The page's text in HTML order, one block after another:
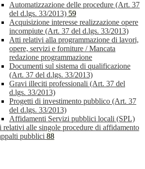
Automatizzazione delle procedure (Art. 37
del d.lgs. 33/2013) 59
Acquisizione interesse realizzazione opere
incompiute (Art. 37 del d.lgs. 33/2013)
Atti relativi alla programmazione di lavori,
opere, servizi e forniture / Mancata
redazione programmazione
Documenti sul sistema di qualificazione
(Art. 37 del d.lgs. 33/2013)
Gravi illeciti professionali (Art. 37 del
d.lgs. 33/2013)
Progetti di investimento pubblico (Art. 37
del d.lgs. 33/2013)
Affidamenti Servizi pubblici locali (SPL)
relativi alle singole procedure di affidamento
pubblici 88